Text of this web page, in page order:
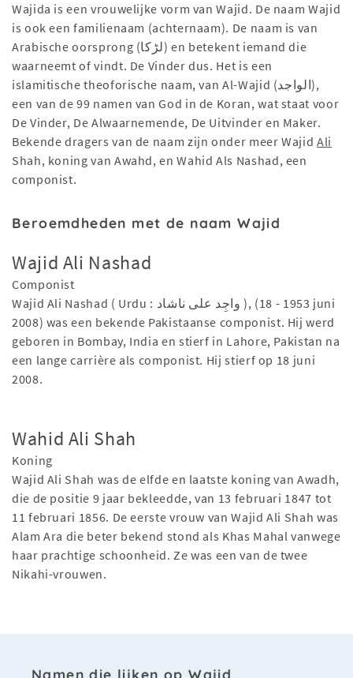
Wajida is een vrouwelijke vorm van Wajid. De naam Wajid
is ook een familienaam (achternaam). De naam is van
Arabische oorsprong (لڑكا) en betekent iemand die
waarneemt of vindt. De Vinder dus. Het is een
islamitische theoforische naam, van Al-Wajid (الواجد),
een van de 99 namen van God in de Koran, wat staat voor
De Vinder, De Alwaarnemende, De Uitvinder en Maker.
Bekende dragers van de naam zijn onder meer WajidAli
Shah, koning van Awahd, en Wahid Als Nashad, een
componist.
Beroemdheden met de naam Wajid
Wajid Ali Nashad
Componist
Wajid Ali Nashad ( Urdu : واجِد علی ناشاد ), (1953 - 18 juni
2008) was een bekende Pakistaanse componist. Hij werd
geboren in Bombay, India en stierf in Lahore, Pakistan na
een lange carrière als componist. Hij stierf op 18 juni
2008.
Wahid Ali Shah
Koning
Wajid Ali Shah was de elfde en laatste koning van Awadh,
die de positie 9 jaar bekleedde, van 13 februari 1847 tot
11 februari 1856. De eerste vrouw van Wajid Ali Shah was
Alam Ara die beter bekend stond als Khas Mahal vanwege
haar prachtige schoonheid. Ze was een van de twee
Nikahi-vrouwen.
Namen die lijken op Wajid